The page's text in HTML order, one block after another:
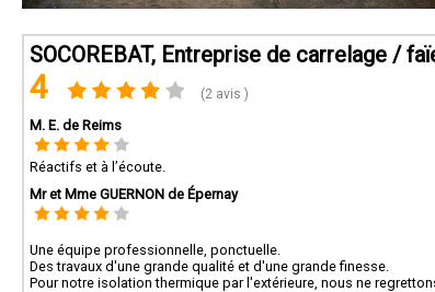
SOCOREBAT, Entreprise de carrelage /
4 (2 avis )
M. E. de Reims
Réactifs et à l’écoute.
Mr et Mme GUERNON de Épernay
Une équipe professionnelle, ponctuelle.
Des travaux d'une grande qualité et d'une grande finesse.
Pour notre isolation thermique par l'extérieure, nous ne